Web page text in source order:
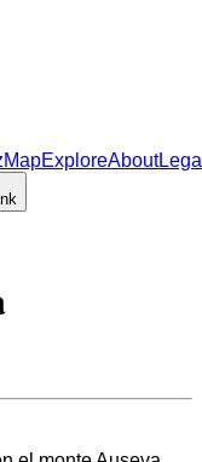
MapExploreAbout